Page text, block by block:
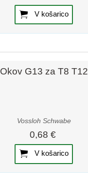
V košarico
Okov G13 za T8 T12
Vossloh Schwabe
0,68 €
V košarico